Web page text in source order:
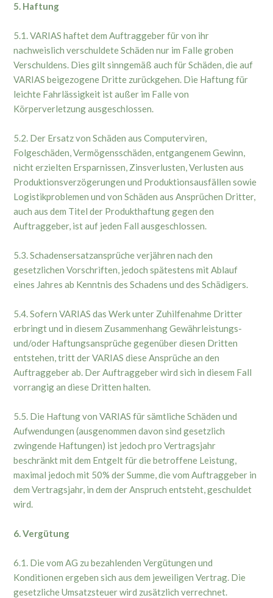
5. Haftung
5.1. VARIAS haftet dem Auftraggeber für von ihr
nachweislich verschuldete Schäden nur im Falle groben
Verschuldens. Dies gilt sinngemäß auch für Schäden, die auf
VARIAS beigezogene Dritte zurückgehen. Die Haftung für
leichte Fahrlässigkeit ist außer im Falle von
Körperverletzung ausgeschlossen.
5.2. Der Ersatz von Schäden aus Computerviren,
Folgeschäden, Vermögensschäden, entgangenem Gewinn,
nicht erzielten Ersparnissen, Zinsverlusten, Verlusten aus
Produktionsverzögerungen und Produktionsausfällen sowie
Logistikproblemen und von Schäden aus Ansprüchen Dritter,
auch aus dem Titel der Produkthaftung gegen den
Auftraggeber, ist auf jeden Fall ausgeschlossen.
5.3. Schadensersatzansprüche verjähren nach den
gesetzlichen Vorschriften, jedoch spätestens mit Ablauf
eines Jahres ab Kenntnis des Schadens und des Schädigers.
5.4. Sofern VARIAS das Werk unter Zuhilfenahme Dritter
erbringt und in diesem Zusammenhang Gewährleistungs-
und/oder Haftungsansprüche gegenüber diesen Dritten
entstehen, tritt der VARIAS diese Ansprüche an den
Auftraggeber ab. Der Auftraggeber wird sich in diesem Fall
vorrangig an diese Dritten halten.
5.5. Die Haftung von VARIAS für sämtliche Schäden und
Aufwendungen (ausgenommen davon sind gesetzlich
zwingende Haftungen) ist jedoch pro Vertragsjahr
beschränkt mit dem Entgelt für die betroffene Leistung,
maximal jedoch mit 50% der Summe, die vom Auftraggeber in
dem Vertragsjahr, in dem der Anspruch entsteht, geschuldet
wird.
6. Vergütung
6.1. Die vom AG zu bezahlenden Vergütungen und
Konditionen ergeben sich aus dem jeweiligen Vertrag. Die
gesetzliche Umsatzsteuer wird zusätzlich verrechnet.